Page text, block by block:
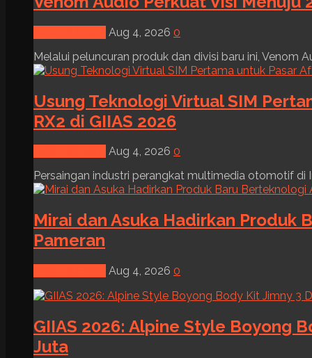
Aug 4, 2026 0
Melalui peluncuran produk dan divisi baru ini, Venom
Usung Teknologi Virtual SIM
RX2 di GIIAS 2026
Aug 4, 2026 0
Persaingan industri perangkat multimedia otomotif di
Mirai dan Asuka Hadirkan Produk
Pameran
Aug 4, 2026 0
GIIAS 2026: Alpine Style Boyong
Juta